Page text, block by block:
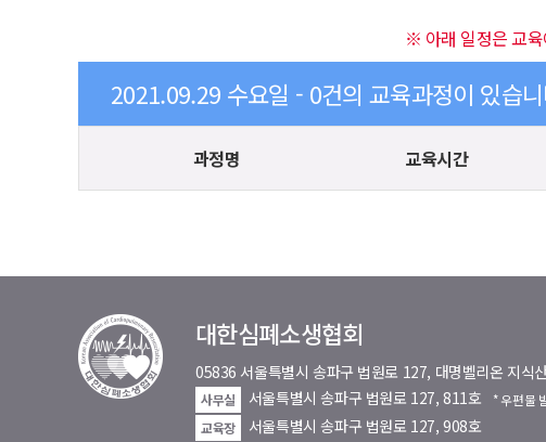
※ 아래 일정은 교
2021.09.29 수요일 - 0건의 교육과정이 있습
과정명 교육시간
대한심폐소생협회
05836 서울특별시 송파구 법원로 127, 대명벨리온 지식
사무실 서울특별시 송파구 법원로 127, 811호
* 우편물
교육장
서울특별시 송파구 법원로 127, 908호